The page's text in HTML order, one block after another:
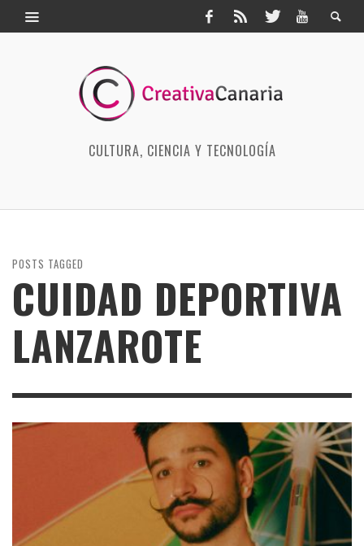
CULTURA, CIENCIA Y TECNOLOGÍA
POSTS TAGGED
CUIDAD DEPORTIVA
LANZAROTE